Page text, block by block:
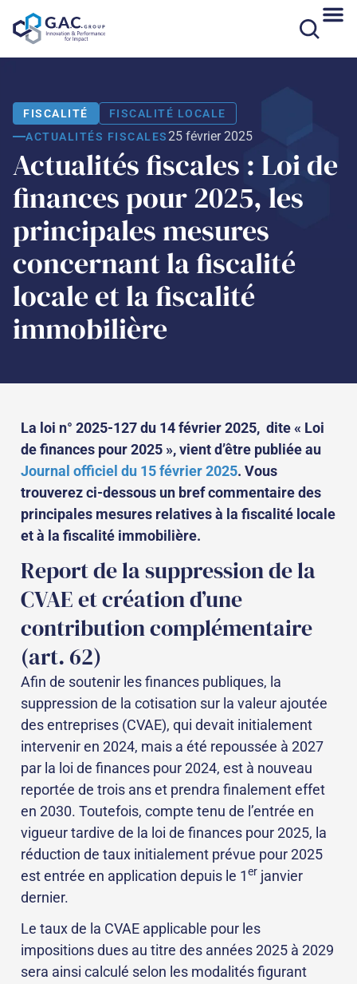
au
FISCALITÉ
FISCALITÉ LOCALE
ACTUALITÉS FISCALES25 février 2025
Actualités fiscales : Loi de
finances pour 2025, les
principales mesures
concernant la fiscalité
locale et la fiscalité
immobilière
La loi n° 2025-127 du 14 février 2025, dite « Loi
de finances pour 2025 », vient d’être publiée au
Journal officiel du 15 février 2025. Vous
trouverez ci-dessous un bref commentaire des
principales mesures relatives à la fiscalité locale
et à la fiscalité immobilière.
Report de la suppression de la
CVAE et création d’une
contribution complémentaire
(art. 62)
Afin de soutenir les finances publiques, la
suppression de la cotisation sur la valeur ajoutée
des entreprises (CVAE), qui devait initialement
intervenir en 2024, mais a été repoussée à 2027
par la loi de finances pour 2024, est à nouveau
reportée de trois ans et prendra finalement effet
en 2030. Toutefois, compte tenu de l’entrée en
vigueur tardive de la loi de finances pour 2025, la
réduction de taux initialement prévue pour 2025
est entrée en application depuis le 1er janvier
dernier.
Le taux de la CVAE applicable pour les
impositions dues au titre des années 2025 à 2029
sera ainsi calculé selon les modalités figurant